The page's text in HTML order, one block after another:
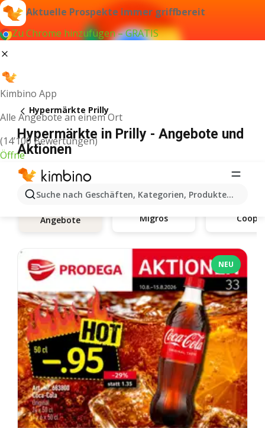
Aktuelle Prospekte immer griffbereit
Zu Chrome hinzufügen – GRATIS
Kimbino App
Alle Angebote an einem Ort
(14’100 Bewertungen)
Öffne
Suche nach Geschäften, Kategorien, Produkten...
Hypermärkte Prilly
Hypermärkte in Prilly - Angebote und
Aktionen
Angebote Migros Coop
NEU